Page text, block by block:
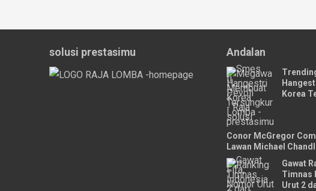
solusi prestasimu Andalan
Korea
Conor McGregor
Lawan Michael
Gawat
Timnas
Urut 2